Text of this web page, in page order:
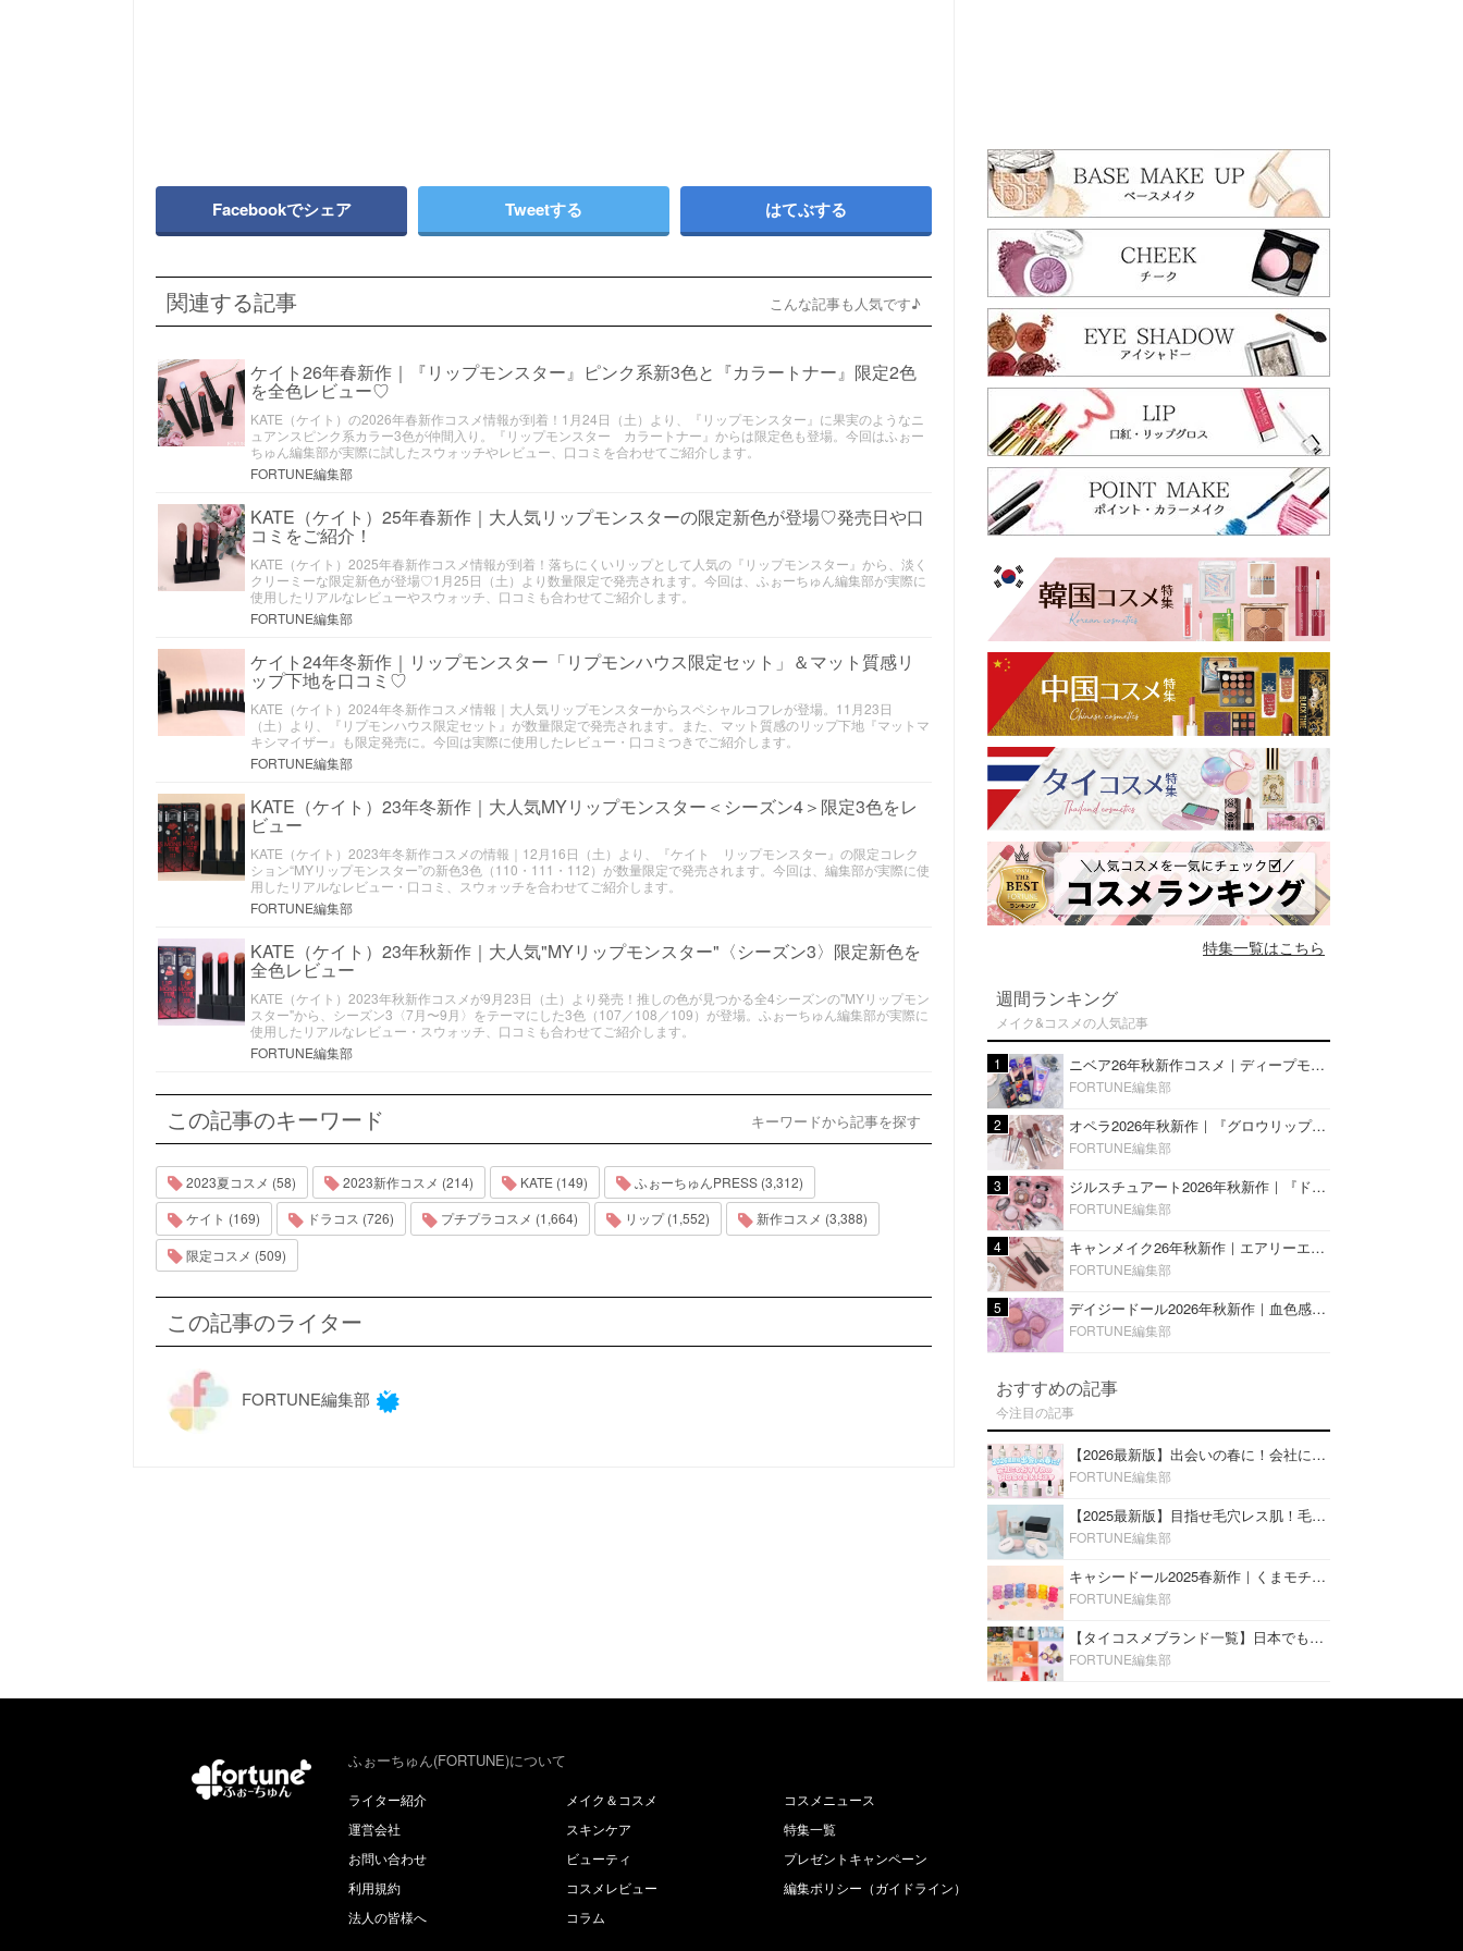
Facebookでシェア Tweetする はてぶする
関連する記事 こんな記事も人気です♪
ケイト26年春新作｜『リップモンスター』ピンク系新3色と『カラートナー』限定2色
を全色レビュー♡
KATE（ケイト）の2026年春新作コスメ情報が到着！1月24日（土）より、『リップモンスター』に果実のようなニ
ュアンスピンク系カラー3色が仲間入り。『リップモンスター カラートナー』からは限定色も登場。今回はふぉー
ちゅん編集部が実際に試したスウォッチやレビュー、口コミを合わせてご紹介します。
FORTUNE編集部
KATE（ケイト）25年春新作｜大人気リップモンスターの限定新色が登場♡発売日や口
コミをご紹介！
KATE（ケイト）2025年春新作コスメ情報が到着！落ちにくいリップとして人気の『リップモンスター』から、淡く
クリーミーな限定新色が登場♡1月25日（土）より数量限定で発売されます。今回は、ふぉーちゅん編集部が実際に
使用したリアルなレビューやスウォッチ、口コミも合わせてご紹介します。
FORTUNE編集部
ケイト24年冬新作｜リップモンスター「リプモンハウス限定セット」＆マット質感リ
ップ下地を口コミ♡
KATE（ケイト）2024年冬新作コスメ情報｜大人気リップモンスターからスペシャルコフレが登場。11月23日
（土）より、『リプモンハウス限定セット』が数量限定で発売されます。また、マット質感のリップ下地『マットマ
キシマイザー』も限定発売に。今回は実際に使用したレビュー・口コミつきでご紹介します。
FORTUNE編集部
KATE（ケイト）23年冬新作｜大人気MYリップモンスター＜シーズン4＞限定3色をレ
ビュー
KATE（ケイト）2023年冬新作コスメの情報｜12月16日（土）より、『ケイト リップモンスター』の限定コレク
ション“MYリップモンスター”の新色3色（110・111・112）が数量限定で発売されます。今回は、編集部が実際に使
用したリアルなレビュー・口コミ、スウォッチを合わせてご紹介します。
FORTUNE編集部
KATE（ケイト）23年秋新作｜大人気"MYリップモンスター"〈シーズン3〉限定新色を
全色レビュー
KATE（ケイト）2023年秋新作コスメが9月23日（土）より発売！推しの色が見つかる全4シーズンの"MYリップモン
スター"から、シーズン3〈7月〜9月〉をテーマにした3色（107／108／109）が登場。ふぉーちゅん編集部が実際に
使用したリアルなレビュー・スウォッチ、口コミも合わせてご紹介します。
FORTUNE編集部
この記事のキーワード キーワードから記事を探す
2023夏コスメ (58) 2023新作コスメ (214) KATE (149)
ふぉーちゅんPRESS (3,312)
ケイト (169)
ドラコス (726) プチプラコスメ (1,664) リップ (1,552)
新作コスメ (3,388)
限定コスメ (509)
この記事のライター
FORTUNE編集部
特集一覧はこちら
週間ランキング
メイク&コスメの人気記事
1 ニベア26年秋新作コスメ｜ディープモイスチャーリップの美容液タイプや2in1ボディクリームスクラブも
FORTUNE編集部
2 オペラ2026年秋新作｜『グロウリップティント』の新色・限定色はローズジャムカラー♡全4色をレビュー
FORTUNE編集部
3 ジルスチュアート2026年秋新作｜『ドレスドブルーム アイズ』新色や限定ハイライト・リップをレビュー
FORTUNE編集部
4 キャンメイク26年秋新作｜エアリーエクステンションライナー＆カールスナイパーマスカラ新色をレビュー
FORTUNE編集部
5 デイジードール2026年秋新作｜血色感が可愛い♡『パウダー ブラッシュ ブルーム』新3色をレビュー
FORTUNE編集部
おすすめの記事
今注目の記事
【2026最新版】出会いの春に！会社にもおすすめの好印象な香水14選♡ビジネスの場での香水マナーも
FORTUNE編集部
【2025最新版】目指せ毛穴レス肌！毛穴を埋めて隠す「おすすめ部分用下地＆プライマー」ランキング♡
FORTUNE編集部
キャシードール2025春新作｜くまモチーフのミニリップ「シャイニーベア リップモイスト」をレビュー♡
FORTUNE編集部
【タイコスメブランド一覧】日本でも人気沸騰中の“タイコスメ”ブランド20選！
FORTUNE編集部
ふぉーちゅん(FORTUNE)について
ライター紹介
運営会社
お問い合わせ
利用規約
法人の皆様へ
メイク＆コスメ
スキンケア
ビューティ
コスメレビュー
コラム
コスメニュース
特集一覧
プレゼントキャンペーン
編集ポリシー（ガイドライン）